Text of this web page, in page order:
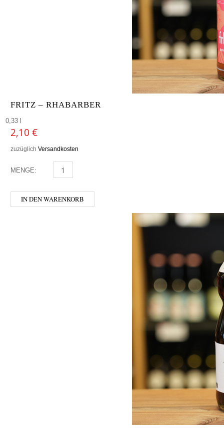
FRITZ – RHABARBER
0,33 l
2,10 €
zuzüglich Versandkosten
MENGE: FRITZ - RHABARBER MENGE
IN DEN WARENKORB